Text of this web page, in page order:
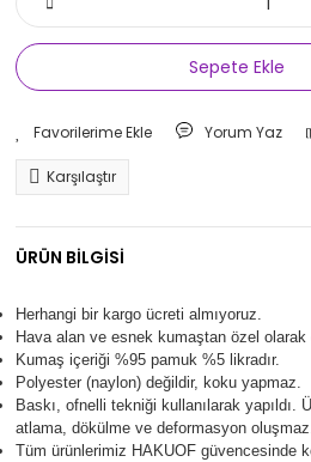
Sepete Ekle
Yorum Yaz
Karşılaştır
ÜRÜN BİLGİSİ
Herhangi bir kargo ücreti almıyoruz.
Hava alan ve esnek kumaştan özel olarak
Kumaş içeriği %95 pamuk %5 likradır.
Polyester (naylon) değildir, koku yapmaz.
Baskı, ofnelli tekniği kullanılarak yapıldı.
atlama, dökülme ve deformasyon oluşma
Tüm ürünlerimiz HAKUOF güvencesinde